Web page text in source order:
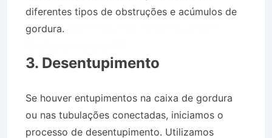
diferentes tipos de obstruções e acúmulos de
gordura.
3. Desentupimento
Se houver entupimentos na caixa de gordura
ou nas tubulações conectadas, iniciamos o
processo de desentupimento. Utilizamos